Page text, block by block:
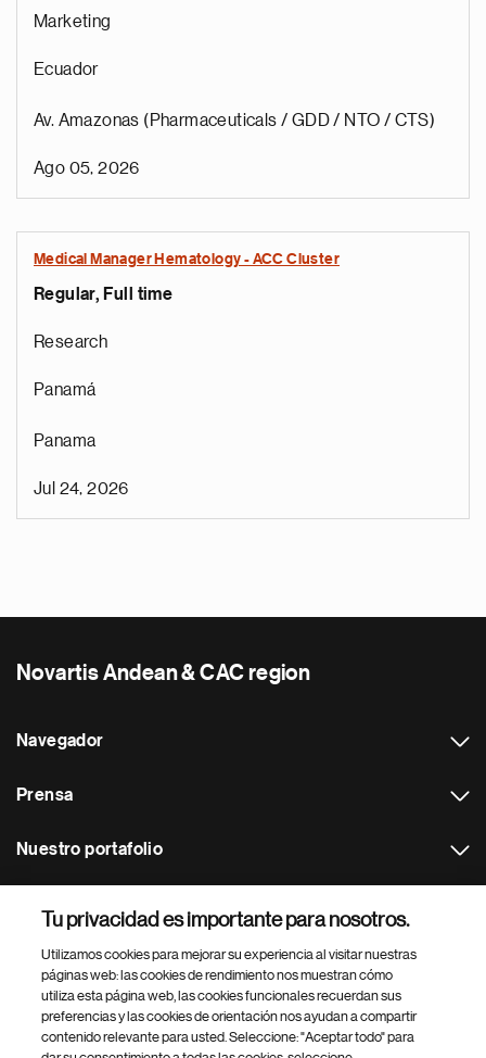
Marketing
Ecuador
Av. Amazonas (Pharmaceuticals / GDD / NTO / CTS)
Ago 05, 2026
Medical Manager Hematology - ACC Cluster
Regular, Full time
Research
Panamá
Panama
Jul 24, 2026
Novartis Andean & CAC region
Navegador
Prensa
Nuestro portafolio
Footer Site Search
Tu privacidad es importante para nosotros.
Utilizamos cookies para mejorar su experiencia al visitar nuestras
páginas web: las cookies de rendimiento nos muestran cómo
utiliza esta página web, las cookies funcionales recuerdan sus
preferencias y las cookies de orientación nos ayudan a compartir
contenido relevante para usted. Seleccione: "Aceptar todo" para